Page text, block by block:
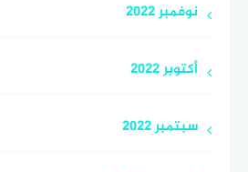
نوفمبر 2022
أكتوبر 2022
سبتمبر 2022